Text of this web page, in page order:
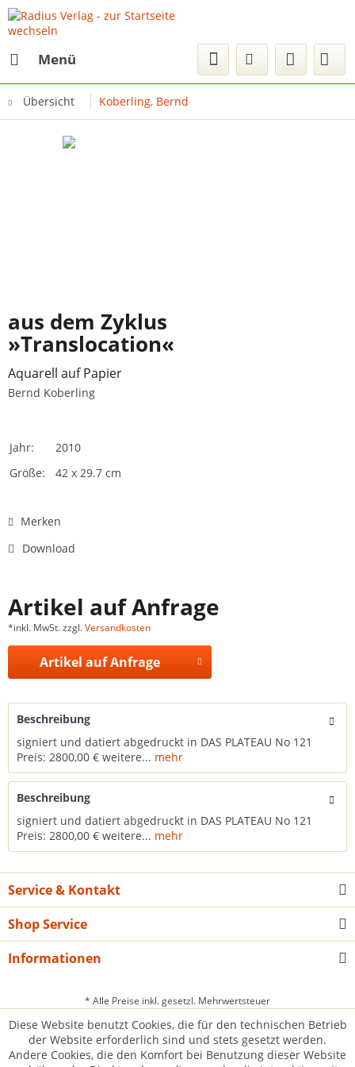
Menü
Übersicht Koberling, Bernd
aus dem Zyklus
»Translocation«
Aquarell auf Papier
Bernd Koberling
Jahr:
2010
Größe:
42 x 29.7 cm
Merken
Download
Artikel auf Anfrage
*inkl. MwSt. zzgl.Versandkosten
Artikel auf Anfrage
Beschreibung
signiert und datiert abgedruckt in DAS PLATEAU No 121
Preis: 2800,00 € weitere... mehr
Beschreibung
signiert und datiert abgedruckt in DAS PLATEAU No 121
Preis: 2800,00 € weitere... mehr
Service & Kontakt
Shop Service
Informationen
* Alle Preise inkl. gesetzl. Mehrwertsteuer
Diese Website benutzt Cookies, die für den technischen Betrieb
der Website erforderlich sind und stets gesetzt werden.
Andere Cookies, die den Komfort bei Benutzung dieser Website